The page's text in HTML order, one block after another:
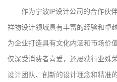
作为宁波IP设计公司的合作伙
祥物设计领域具有丰富的经验和卓
为企业打造具有文化内涵和市场价
仅深受消费者喜爱，还屡获行业殊
设计团队、创新的设计理念和精准